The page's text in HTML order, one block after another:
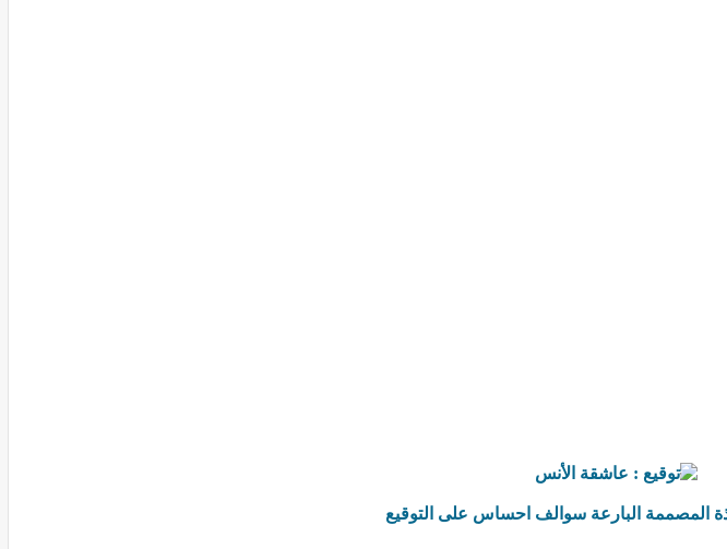
المصممة البارعة سوالف احساس على التوقيع